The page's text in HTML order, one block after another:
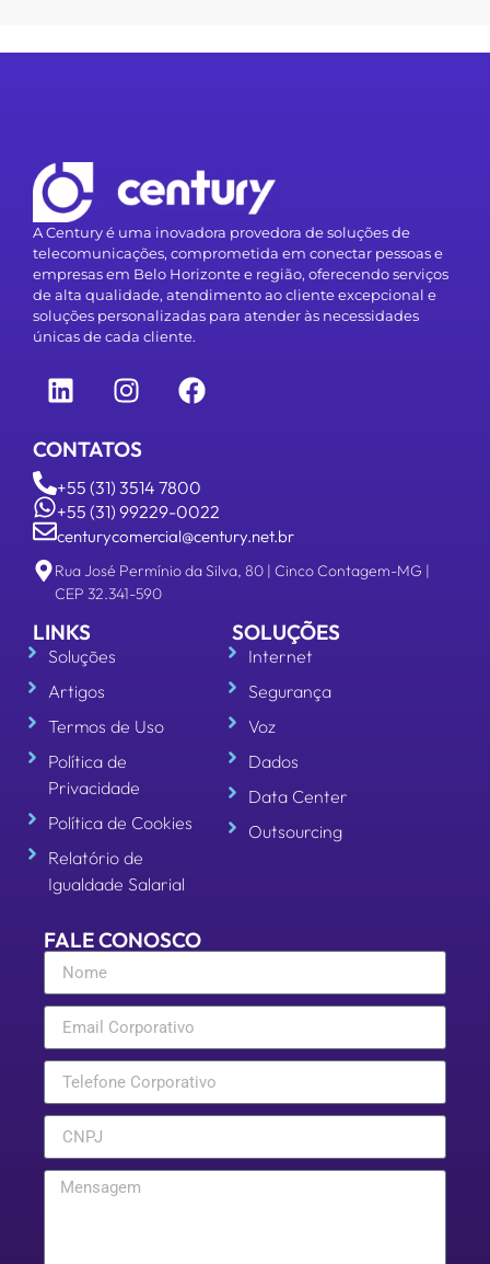
A Century é uma inovadora provedora de soluções de
telecomunicações, comprometida em conectar pessoas e
empresas em Belo Horizonte e região, oferecendo serviços
de alta qualidade, atendimento ao cliente excepcional e
soluções personalizadas para atender às necessidades
únicas de cada cliente.
CONTATOS
+55 (31) 3514 7800
+55 (31) 99229-0022
centurycomercial@century.net.br
Rua José Permínio da Silva, 80 | Cinco Contagem-MG |
CEP 32.341-590
LINKS
Soluções
Artigos
Termos de Uso
Política de
Privacidade
Política de Cookies
Relatório de
Igualdade Salarial
SOLUÇÕES
Internet
Segurança
Voz
Dados
Data Center
Outsourcing
FALE CONOSCO